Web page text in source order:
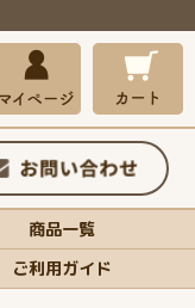
商品一覧
ご利用ガイド